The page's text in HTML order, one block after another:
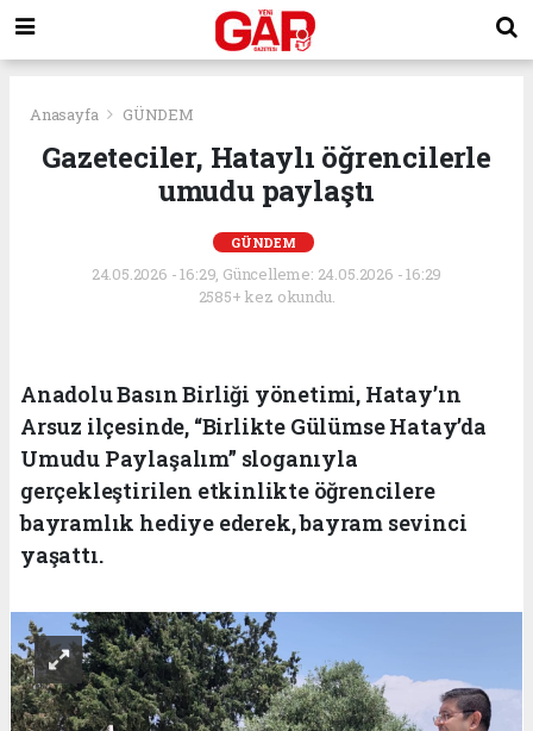
Anasayfa GÜNDEM
Gazeteciler, Hataylı öğrencilerle
umudu paylaştı
GÜNDEM
24.05.2026 - 16:29, Güncelleme: 24.05.2026 - 16:29
2585+ kez okundu.
Anadolu Basın Birliği yönetimi, Hatay’ın
Arsuz ilçesinde, “Birlikte Gülümse Hatay’da
Umudu Paylaşalım” sloganıyla
gerçekleştirilen etkinlikte öğrencilere
bayramlık hediye ederek, bayram sevinci
yaşattı.